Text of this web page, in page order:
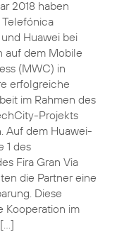
2018 haben
Huawei bei
auf dem Mobile
(MWC) in
erfolgreiche
im Rahmen des
Projekts
Auf dem Huawei-
1 des
Fira Gran Via
die Partner eine
Diese
Kooperation im